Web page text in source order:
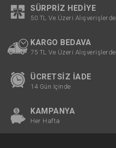
SÜRPRIZ HEDIYE
50 TL Ve Üzeri Alışverişlerde
KARGO BEDAVA
75 TL Ve Üzeri Alışverişlerde
ÜCRETSIZ İADE
14 Gün Içinde
KAMPANYA
Her Hafta